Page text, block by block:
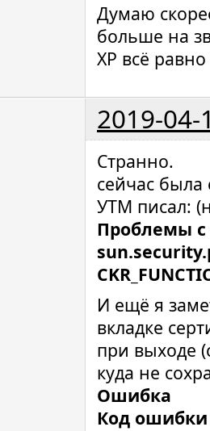
Думаю
больше на
XP всё
2019-04-
Странно.
сейчас была
УТМ писал:
Проблемы с
И ещё я
вкладке
при выходе
куда не
Ошибка
Код ошибки